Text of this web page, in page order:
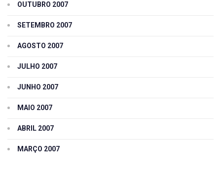
OUTUBRO 2007
SETEMBRO 2007
AGOSTO 2007
JULHO 2007
JUNHO 2007
MAIO 2007
ABRIL 2007
MARÇO 2007